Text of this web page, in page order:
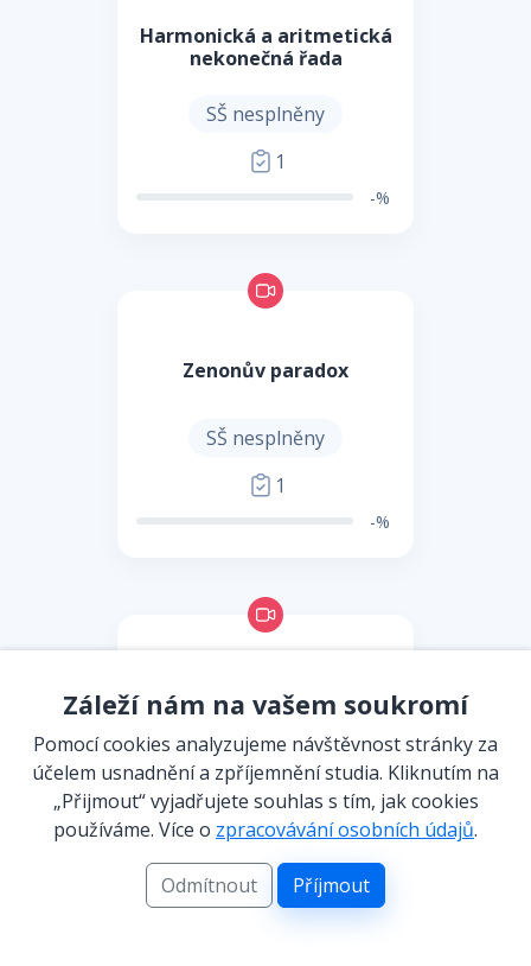
Harmonická a aritmetická
nekonečná řada
SŠ nesplněny
1
-%
Zenonův paradox
SŠ nesplněny
1
-%
přirozených čísel
SŠ nesplněny
1
-%
Záleží nám na vašem soukromí
Pomocí cookies analyzujeme návštěvnost stránky za
účelem usnadnění a zpříjemnění studia. Kliknutím na
„Přijmout“ vyjadřujete souhlas s tím, jak cookies
používáme. Více o zpracovávání osobních údajů.
Odmítnout Příjmout